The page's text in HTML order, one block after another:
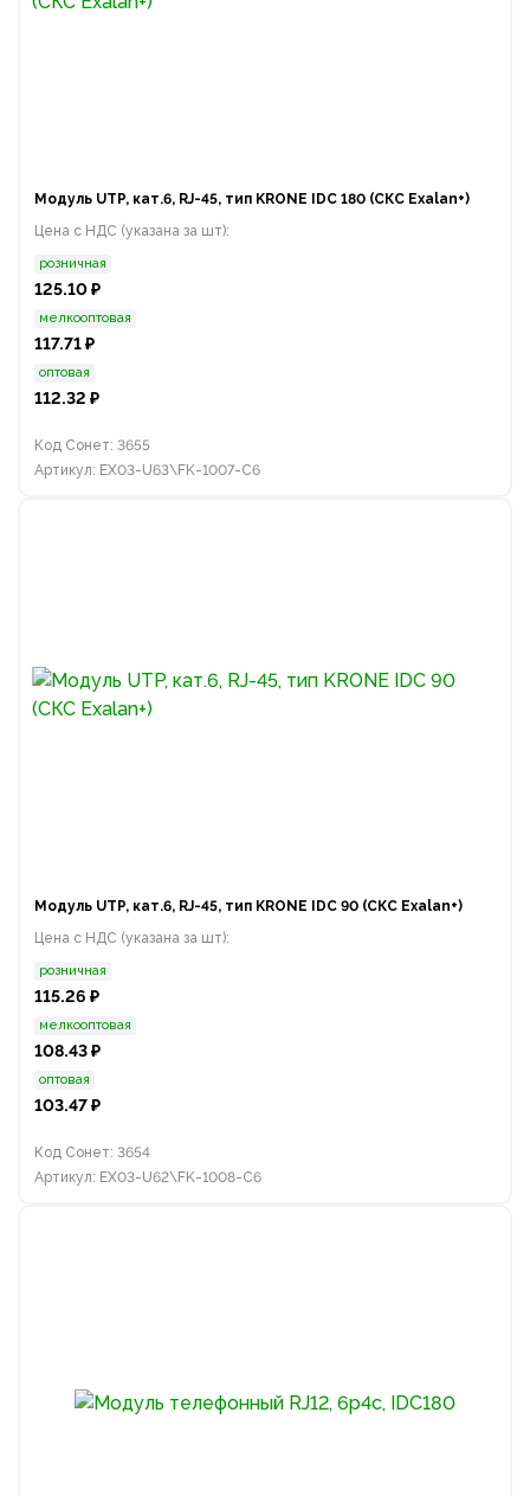
Модуль UTP, кат.6, RJ-45, тип KRONE IDC 180 (СКС Exalan+)
Цена с НДС (указана за шт):
розничная
125.10 ₽
мелкооптовая
117.71 ₽
оптовая
112.32 ₽
Код Сонет: 3655
Артикул: EX03-U63\FK-1007-C6
Модуль UTP, кат.6, RJ-45, тип KRONE IDC 90 (СКС Exalan+)
Цена с НДС (указана за шт):
розничная
115.26 ₽
мелкооптовая
108.43 ₽
оптовая
103.47 ₽
Код Сонет: 3654
Артикул: EX03-U62\FK-1008-C6